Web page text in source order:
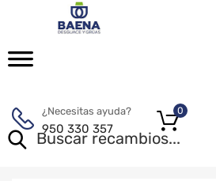
¿Necesitas ayuda?
950 330 357
0